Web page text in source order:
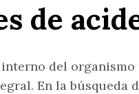
de
del organismo
En la búsqueda